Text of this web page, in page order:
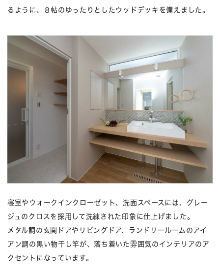
るように、８帖のゆったりとしたウッドデッキを備えました。
寝室やウォークインクローゼット、洗面スペースには、グレー
ジュのクロスを採用して洗練された印象に仕上げました。
メタル調の玄関ドアやリビングドア、ランドリールームのアイ
アン調の黒い物干し竿が、落ち着いた雰囲気のインテリアのア
クセントになっています。